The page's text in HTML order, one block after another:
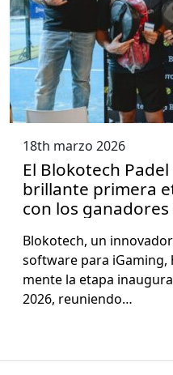
18th marzo 2026
El Blokotech
brillante primera
con los
Blokotech, un
soft­ware para
mente la eta­pa
2026, reunien­do…